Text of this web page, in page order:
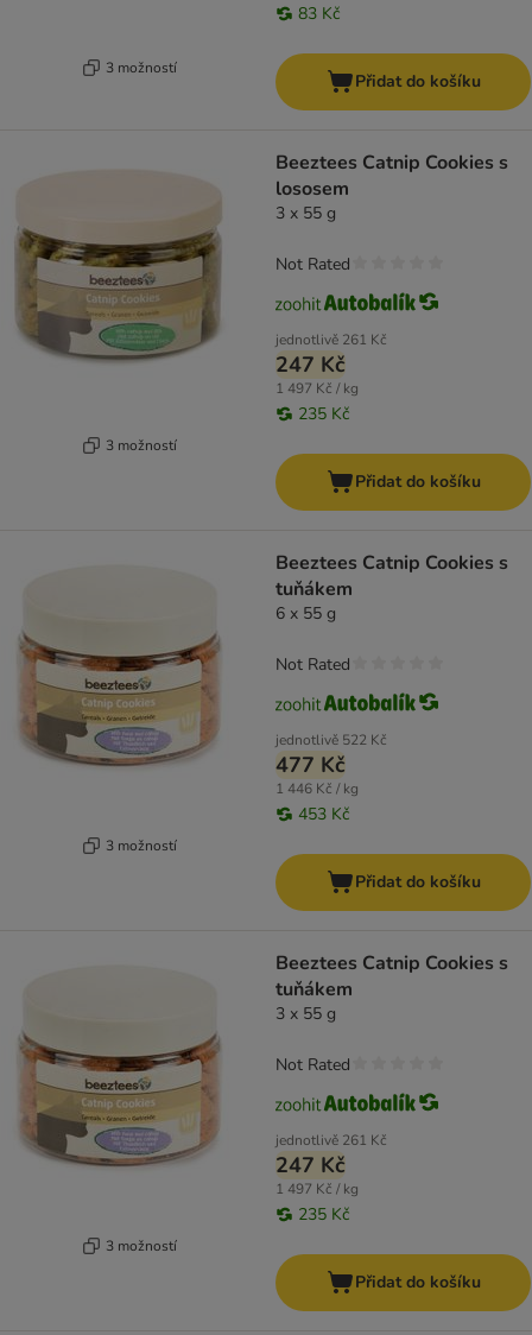
3 možností
83 Kč
Přidat do košíku
3 možností
Beeztees Catnip Cookies s
lososem
3 x 55 g
jednotlivě 261 Kč
247 Kč
1 497 Kč / kg
235 Kč
Not Rated
Přidat do košíku
3 možností
Beeztees Catnip Cookies s
tuňákem
6 x 55 g
jednotlivě 522 Kč
477 Kč
1 446 Kč / kg
453 Kč
Not Rated
Přidat do košíku
3 možností
Beeztees Catnip Cookies s
tuňákem
3 x 55 g
jednotlivě 261 Kč
247 Kč
1 497 Kč / kg
235 Kč
Not Rated
Přidat do košíku